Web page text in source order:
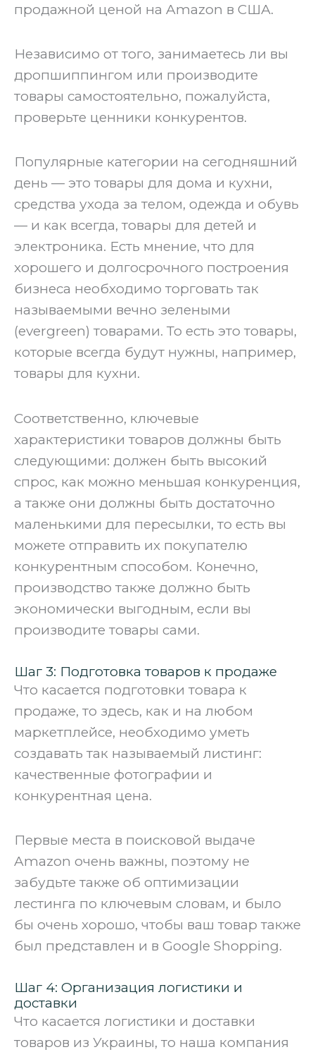
продажной ценой на Amazon в США.
‍Независимо от того, занимаетесь ли вы
дропшиппингом или производите
товары самостоятельно, пожалуйста,
проверьте ценники конкурентов.
‍Популярные категории на сегодняшний
день — это товары для дома и кухни,
средства ухода за телом, одежда и обувь
— и как всегда, товары для детей и
электроника. Есть мнение, что для
хорошего и долгосрочного построения
бизнеса необходимо торговать так
называемыми вечно зелеными
(evergreen) товарами. То есть это товары,
которые всегда будут нужны, например,
товары для кухни.
‍Соответственно, ключевые
характеристики товаров должны быть
следующими: должен быть высокий
спрос, как можно меньшая конкуренция,
а также они должны быть достаточно
маленькими для пересылки, то есть вы
можете отправить их покупателю
конкурентным способом. Конечно,
производство также должно быть
экономически выгодным, если вы
производите товары сами.
Шаг 3: Подготовка товаров к продаже
Что касается подготовки товара к
продаже, то здесь, как и на любом
маркетплейсе, необходимо уметь
создавать так называемый листинг:
качественные фотографии и
конкурентная цена.
‍Первые места в поисковой выдаче
Amazon очень важны, поэтому не
забудьте также об оптимизации
лестинга по ключевым словам, и было
бы очень хорошо, чтобы ваш товар также
был представлен и в Google Shopping.
Шаг 4: Организация логистики и
доставки
Что касается логистики и доставки
товаров из Украины, то наша компания